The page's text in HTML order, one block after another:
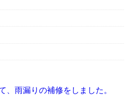
、雨漏りの補修をしました。